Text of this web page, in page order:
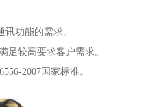
功能的需求。
足较高要求客户需求。
2007国家标准。